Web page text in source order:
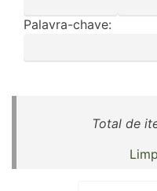
Palavra-chave:
Total de